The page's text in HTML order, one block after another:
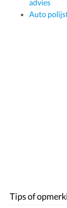
advies
Auto
Tips of